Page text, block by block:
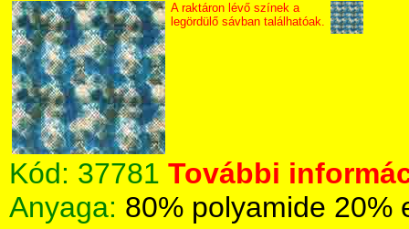
A raktáron lévő színek a
legördülő sávban találhatóak.
Kód: 37781 További
Anyaga: 80% polyamide 20%